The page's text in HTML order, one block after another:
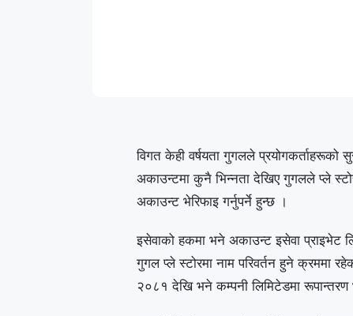
विगत केही वर्षयता गुगलले प्रयोगकर्ताहरूको
अकाउन्टमा कुनै भिन्नता देखिए गुगलले प्ले
अकाउन्ट भेरिफाइ गर्नुपर्ने हुन्छ ।
इसेवाको हकमा भने अकाउन्ट इसेवा प्राइभेट
गुगल प्ले स्टोरमा नाम परिवर्तन हुने क्रममा
२०८१ देखि भने कम्पनी लिमिटेडमा रूपान्तरण